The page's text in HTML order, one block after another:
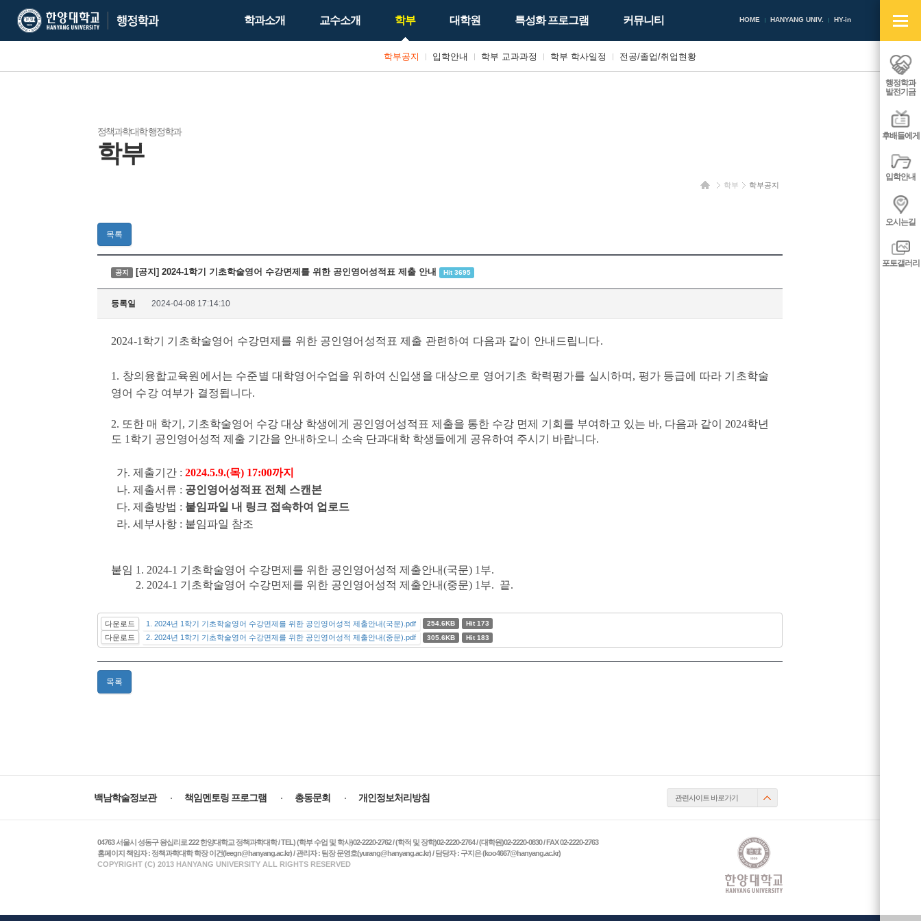
한
양
대
양
대
학
과
HOME HANYANG UNIV. HY-in
학과소개 교수소개 학부
학부공지 입학안내 학부 교과과정 학부 학사일정 전공/졸업/취업현황
대학원 특성화 프로그램 커뮤니티
홈 학부 학부공지
정책과학대학 행정학과
학부
목록
공지 [공지] 2024-1학기 기초학술영어 수강면제를 위한 공인영어성적표 제출 안내 Hit 3695
등록일 2024-04-08 17:14:10
2024-1학기 기초학술영어 수강면제를 위한 공인영어성적표 제출 관련하여 다음과 같이 안내드립니다.
1. 창의융합교육원에서는 수준별 대학영어수업을 위하여 신입생을 대상으로 영어기초 학력평가를 실시하며, 평가 등급에 따라 기초학술
영어 수강 여부가 결정됩니다.
2. 또한 매 학기, 기초학술영어 수강 대상 학생에게 공인영어성적표 제출을 통한 수강 면제 기회를 부여하고 있는 바, 다음과 같이 2024학년
도 1학기 공인영어성적 제출 기간을 안내하오니 소속 단과대학 학생들에게 공유하여 주시기 바랍니다.
가. 제출기간 : 2024.5.9.(목) 17:00까지
나. 제출서류 : 공인영어성적표 전체 스캔본
다. 제출방법 : 붙임파일 내 링크 접속하여 업로드
라. 세부사항 : 붙임파일 참조
붙임 1. 2024-1 기초학술영어 수강면제를 위한 공인영어성적 제출안내(국문) 1부.
2. 2024-1 기초학술영어 수강면제를 위한 공인영어성적 제출안내(중문) 1부. 끝.
다운로드 1. 2024년 1학기 기초학술영어 수강면제를 위한 공인영어성적 제출안내(국문).pdf 254.6KB Hit 173
다운로드 2. 2024년 1학기 기초학술영어 수강면제를 위한 공인영어성적 제출안내(중문).pdf 305.6KB Hit 183
목록
백남학술정보관 책임멘토링 프로그램 총동문회 개인정보처리방침 관련사이트 바로가기
04763 서울시 성동구 왕십리로 222 한양대학교 정책과학대학 / TEL) (학부 수업 및 학사)02-2220-2762 / (학적 및 장학)02-2220-2764 / (대학원)02-2220-0830 / FAX 02-2220-2763
홈페이지 책임자 : 정책과학대학 학장 이건(leegn@hanyang.ac.kr) / 관리자 : 팀장 문영호(yurang@hanyang.ac.kr) / 담당자 : 구지은 (koo4667@hanyang.ac.kr)
COPYRIGHT (C) 2013 HANYANG UNIVERSITY ALL RIGHTS RESERVED
기/
닫
행정학과
발전기금
후배들에게
입학안내
오시는길
포토갤러리